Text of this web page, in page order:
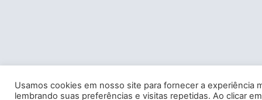
Usamos cookies em nosso site para fornecer a experiência
lembrando suas preferências e visitas repetidas. Ao clicar